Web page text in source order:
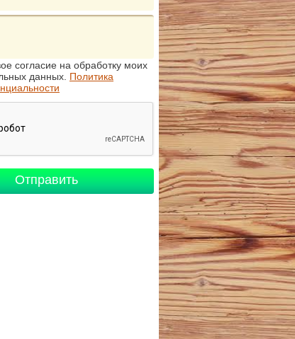
согласие на обработку моих
данных. Политика